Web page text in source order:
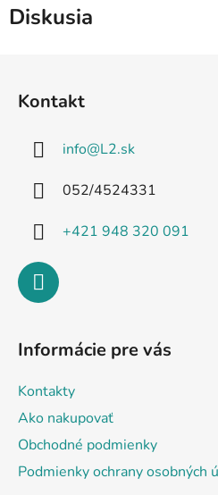
Diskusia
Kontakt
info@L2.sk
052/4524331
+421 948 320 091
Informácie pre vás
Kontakty
Ako nakupovať
Obchodné podmienky
Podmienky ochrany osobných